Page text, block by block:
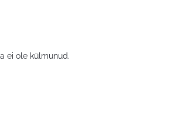
ei ole külmunud.